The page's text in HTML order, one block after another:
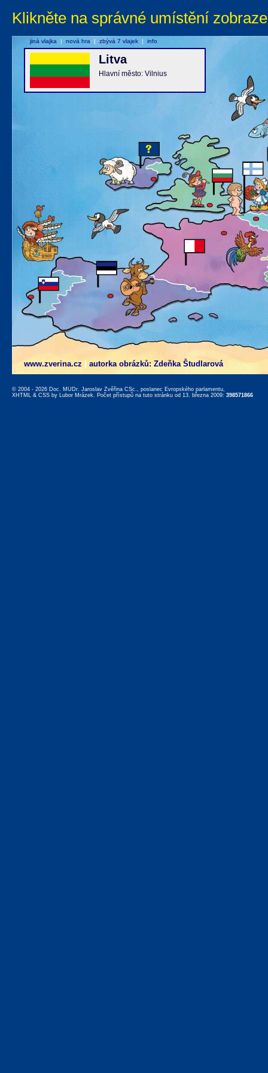
Klikněte na správné umístění
www.zverina.cz autorka obrázků: Zdeňka Študlarová
Litva
Hlavní město: Vilnius
jiná vlajka | nová hra | zbývá 7 vlajek | info
© 2004 - 2026 Doc. MUDr. Jaroslav Zvěřina CSc., poslanec Evropského parlamentu,
XHTML & CSS by Lubor Mrázek. Počet přístupů na tuto stránku od 13. března 2009: 398571866